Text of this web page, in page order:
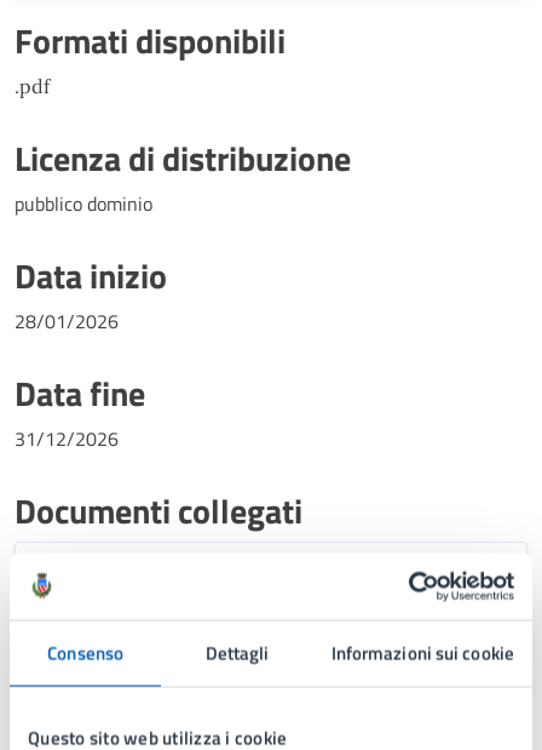
Consenso Dettagli Informazioni sui cookie
Questo sito web utilizza i cookie
Formati disponibili
.pdf
Licenza di distribuzione
pubblico dominio
Data inizio
28/01/2026
Data fine
31/12/2026
Documenti collegati
Regolamento Imposta di Soggiorno
Ultimo aggiornamento:09/02/2026, 14:09